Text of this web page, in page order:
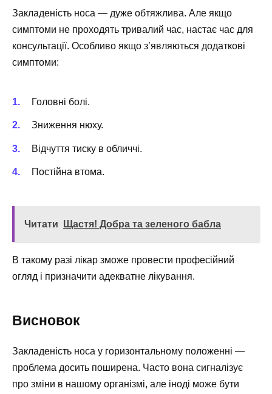
Закладеність носа — дуже обтяжлива. Але якщо
симптоми не проходять тривалий час, настає час для
консультації. Особливо якщо з’являються додаткові
симптоми:
Головні болі.
Зниження нюху.
Відчуття тиску в обличчі.
Постійна втома.
Читати Щастя! Добра та зеленого бабла
В такому разі лікар зможе провести професійний
огляд і призначити адекватне лікування.
Висновок
Закладеність носа у горизонтальному положенні —
проблема досить поширена. Часто вона сигналізує
про зміни в нашому організмі, але іноді може бути